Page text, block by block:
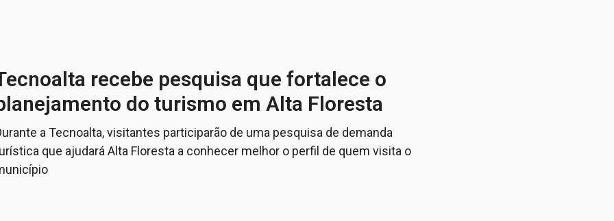
recebe pesquisa que fortalece o
do turismo em Alta Floresta
a Tecnoalta, visitantes participarão de uma pesquisa de demanda
que ajudará Alta Floresta a conhecer melhor o perfil de quem visita o